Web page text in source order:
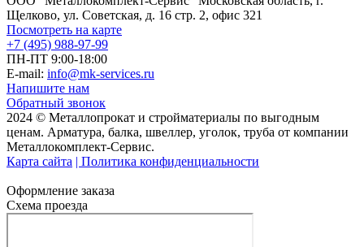
Щелково, ул. Советская, д. 16 стр. 2, офис 321
Посмотреть на карте
+7 (495) 988-97-99
ПН-ПТ 9:00-18:00
E-mail: info@mk-services.ru
Напишите нам
Обратный звонок
2024 © Металлопрокат и стройматериалы по выгодным
ценам. Арматура, балка, швеллер, уголок, труба от компании
Металлокомплект-Сервис.
Карта сайта | Политика конфиденциальности
Оформление заказа
Схема проезда